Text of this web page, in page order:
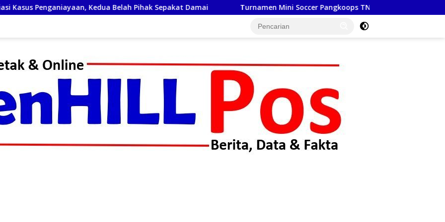
Belah Pihak Sepakat Damai Turnamen Mini Soccer Pangkoops TNI Habema 2026, Satukan TNI dan Masyarakat